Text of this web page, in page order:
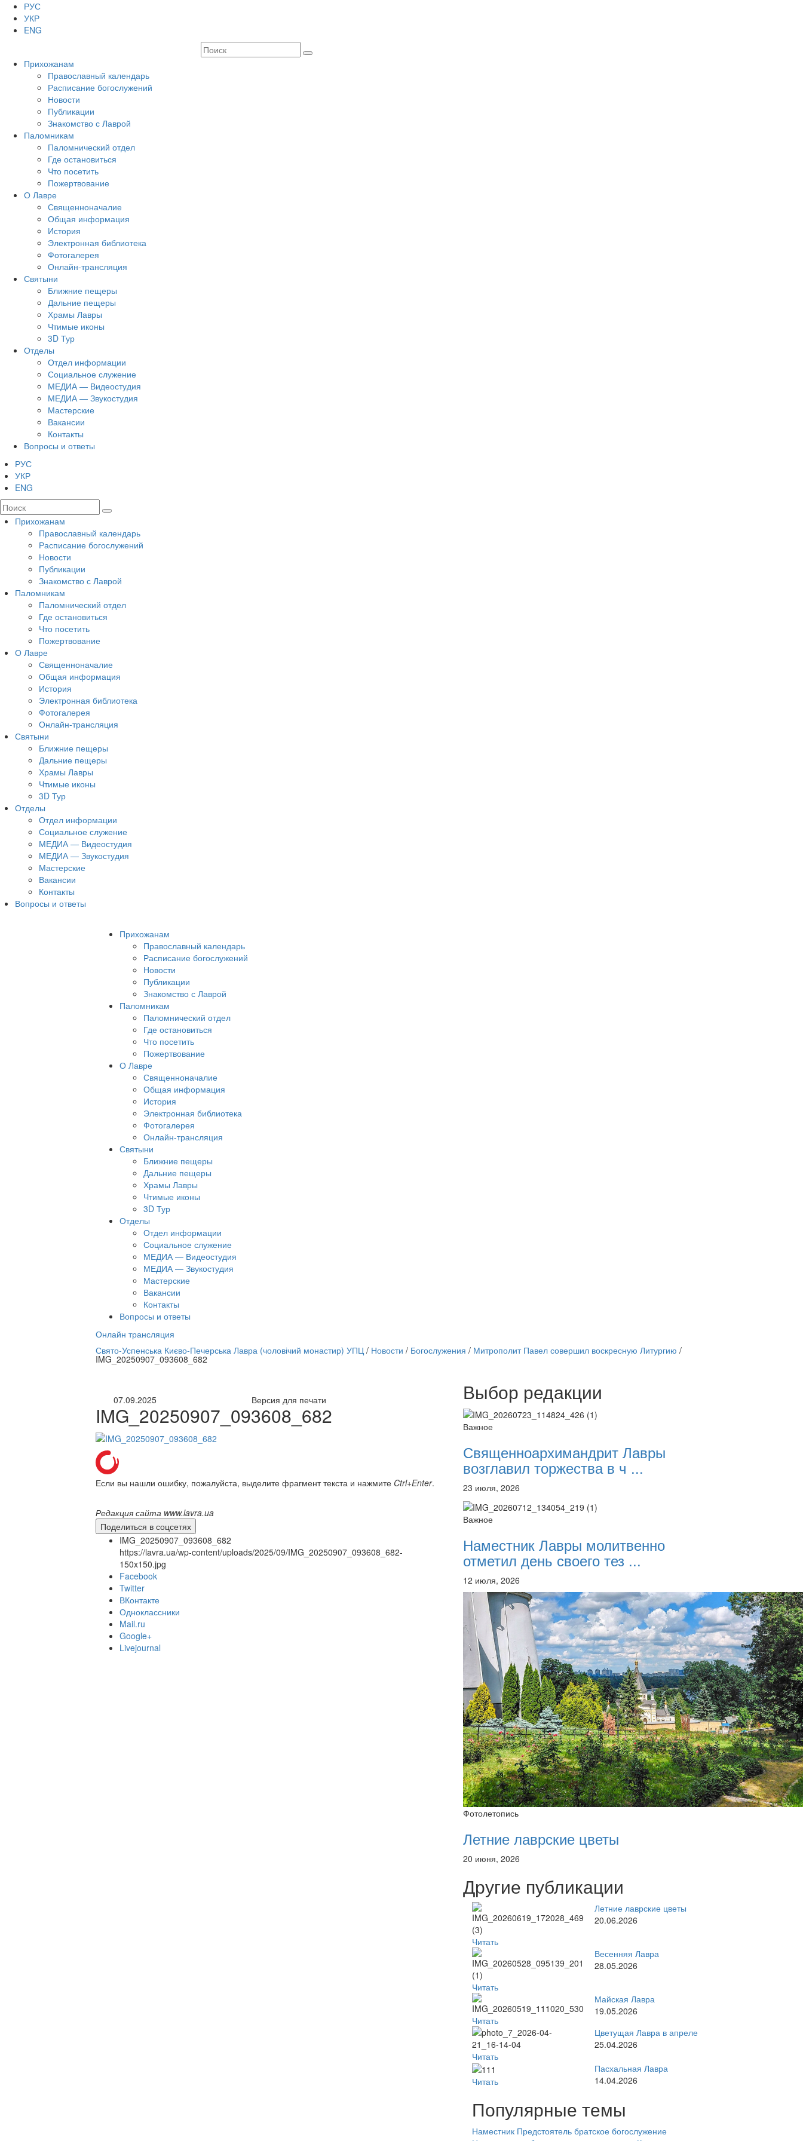
РУС
УКР
ENG
Прихожанам
Православный календарь
Расписание богослужений
Новости
Публикации
Знакомство с Лаврой
Паломникам
Паломнический отдел
Где остановиться
Что посетить
Пожертвование
О Лавре
Священноначалие
Общая информация
История
Электронная библиотека
Фотогалерея
Онлайн-трансляция
Святыни
Ближние пещеры
Дальние пещеры
Храмы Лавры
Чтимые иконы
3D Тур
Отделы
Отдел информации
Социальное служение
МЕДИА — Видеостудия
МЕДИА — Звукостудия
Мастерские
Вакансии
Контакты
Вопросы и ответы
РУС
УКР
ENG
Прихожанам
Православный календарь
Расписание богослужений
Новости
Публикации
Знакомство с Лаврой
Паломникам
Паломнический отдел
Где остановиться
Что посетить
Пожертвование
О Лавре
Священноначалие
Общая информация
История
Электронная библиотека
Фотогалерея
Онлайн-трансляция
Святыни
Ближние пещеры
Дальние пещеры
Храмы Лавры
Чтимые иконы
3D Тур
Отделы
Отдел информации
Социальное служение
МЕДИА — Видеостудия
МЕДИА — Звукостудия
Мастерские
Вакансии
Контакты
Вопросы и ответы
Прихожанам
Православный календарь
Расписание богослужений
Новости
Публикации
Знакомство с Лаврой
Паломникам
Паломнический отдел
Где остановиться
Что посетить
Пожертвование
О Лавре
Священноначалие
Общая информация
История
Электронная библиотека
Фотогалерея
Онлайн-трансляция
Святыни
Ближние пещеры
Дальние пещеры
Храмы Лавры
Чтимые иконы
3D Тур
Отделы
Отдел информации
Социальное служение
МЕДИА — Видеостудия
МЕДИА — Звукостудия
Мастерские
Вакансии
Контакты
Вопросы и ответы
Онлайн трансляция
12 сентября
Онлайн трансляции
12 сентября 2015
12 сентября 2015Название трансляции
12 сентября 2015
12 сентября 2015Название трансляции
12 сентября 2015Название трансляции
Название трансляции
12 сентября 2015Название трансляции
Перейти к архиву
Свято-Успенська Києво-Печерська Лавра (чоловічий монастир) УПЦ/ Новости / Богослужения / Митрополит Павел совершил воскресную Литургию /
IMG_20250907_093608_682
07.09.2025 Версия для печати
IMG_20250907_093608_682
Если вы нашли ошибку, пожалуйста, выделите фрагмент текста и нажмите Ctrl+Enter.
Редакция сайта www.lavra.ua
Поделиться в соцсетях
IMG_20250907_093608_682
https://lavra.ua/wp-content/uploads/2025/09/IMG_20250907_093608_682-
150x150.jpg
Facebook
Twitter
ВКонтакте
Одноклассники
Mail.ru
Google+
Livejournal
Выбор редакции
Важное
Священноархимандрит Лавры
возглавил торжества в ч ...
23 июля, 2026
Важное
Наместник Лавры молитвенно
отметил день своего тез ...
12 июля, 2026
Фотолетопись
Летние лаврские цветы
20 июня, 2026
Другие публикации
Читать
Летние лаврские цветы
20.06.2026
Читать
Весенняя Лавра
28.05.2026
Читать
Майская Лавра
19.05.2026
Читать
Цветущая Лавра в апреле
25.04.2026
Читать
Пасхальная Лавра
14.04.2026
Популярные темы
Наместник Предстоятель братское богослужение